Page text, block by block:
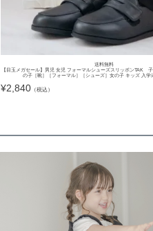
送料無料
【目玉メガセール】男児 女児 フォーマルシューズスリッポンTAK
の子［靴］［フォーマル］［シューズ］女の子 キッズ 入
¥2,840 （税込）